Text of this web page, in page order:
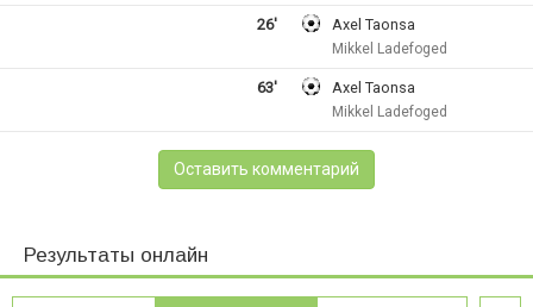
26' Axel Taonsa
Mikkel Ladefoged
63' Axel Taonsa
Mikkel Ladefoged
Оставить комментарий
Результаты онлайн